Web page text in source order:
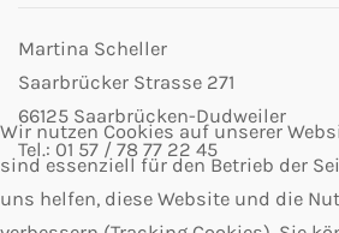
Martina Scheller
Saarbrücker Strasse 271
66125 Saarbrücken-Dudweiler
Tel.: 01 57 / 78 77 22 45
Wir nutzen Cookies auf unserer
sind essenziell für den Betrieb der
uns helfen, diese Website und die